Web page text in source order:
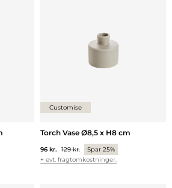
Customise
Torch Vase Ø8,5 x H8 cm
96 kr. 129 kr.
Spar 25%
+ evt. fragtomkostninger.